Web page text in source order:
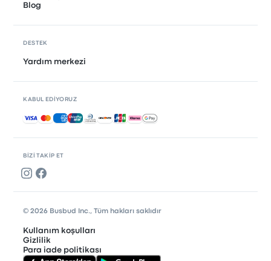
BIZI TAKIP ET
Blog
DESTEK
Yardım merkezi
KABUL EDIYORUZ
Kabul edilen ödemeler
© 2026 Busbud Inc., Tüm hakları saklıdır
Kullanım koşulları
Gizlilik
Para iade politikası